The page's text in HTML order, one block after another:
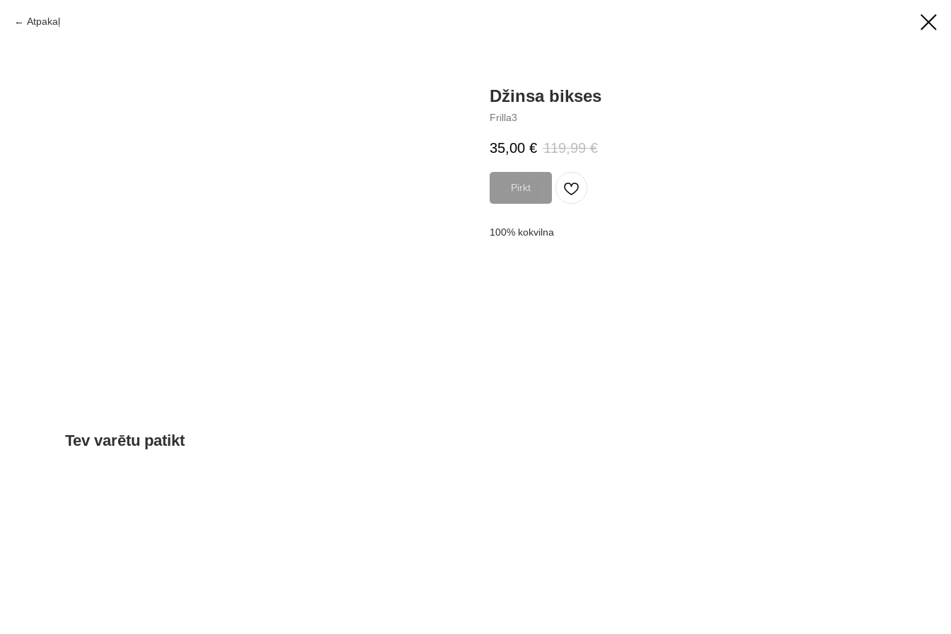
Atpakaļ
Džinsa bikses
Frilla3
35,00 € 119,99 €
Pirkt
100% kokvilna
Tev varētu patikt